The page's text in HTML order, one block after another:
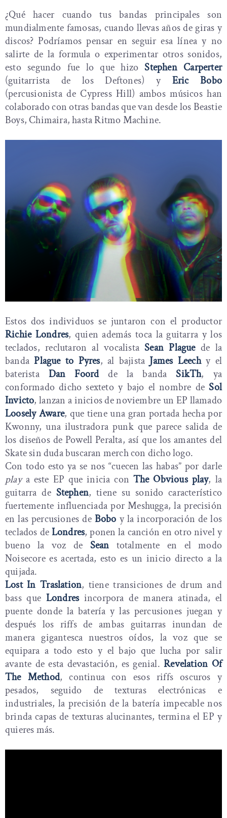
¿Qué hacer cuando tus bandas principales son
mundialmente famosas, cuando llevas años de giras y
discos? Podríamos pensar en seguir esa línea y no
salirte de la formula o experimentar otros sonidos,
esto segundo fue lo que hizoStephen Carperter
(guitarrista de los Deftones) y Eric Bobo
(percusionista de Cypress Hill) ambos músicos han
colaborado con otras bandas que van desde los Beastie
Boys, Chimaira, hasta Ritmo Machine.
Estos dos individuos se juntaron con el productor
Richie Londres, quien además toca la guitarra y los
teclados, reclutaron al vocalistaSean Plaguede la
bandaPlague to Pyres, al bajista James Leechy el
baterista Dan Foordde la bandaSikTh, ya
conformado dicho sexteto y bajo el nombre deSol
Invicto, lanzan a inicios de noviembre un EP llamado
Loosely Aware, que tiene una gran portada hecha por
Kwonny, una ilustradora punk que parece salida de
los diseños de Powell Peralta, así que los amantes del
Skate sin duda buscaran merch con dicho logo.
Con todo esto ya se nos “cuecen las habas” por darle
playa este EP que inicia con The Obvious play, la
guitarra de Stephen, tiene su sonido característico
fuertemente influenciada por Meshugga, la precisión
en las percusiones de Bobo y la incorporación de los
teclados deLondres, ponen la canción en otro nivel y
bueno la voz de Sean totalmente en el modo
Noisecore es acertada, esto es un inicio directo a la
quijada.
Lost In Traslation, tiene transiciones de drum and
bass que Londresincorpora de manera atinada, el
puente donde la batería y las percusiones juegan y
después los riffs de ambas guitarras inundan de
manera gigantesca nuestros oídos, la voz que se
equipara a todo esto y el bajo que lucha por salir
avante de esta devastación, es genial.Revelation Of
The Method, continua con esos riffs oscuros y
pesados, seguido de texturas electrónicas e
industriales, la precisión de la batería impecable nos
brinda capas de texturas alucinantes, termina el EP y
quieres más.